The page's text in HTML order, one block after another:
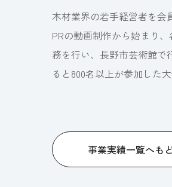
木材業界の若手経営者を会
PRの動画制作から始まり
務を行い、長野市芸術館で
ると800名以上が参加した
事業実績一覧へも